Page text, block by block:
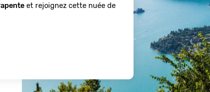
et rejoignez cette nuée de